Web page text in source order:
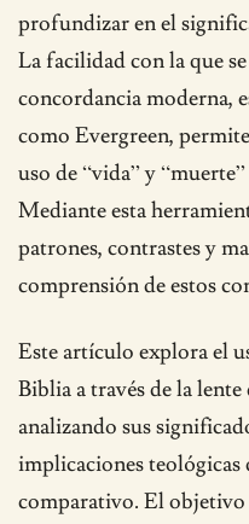
profundizar en el
La facilidad con la que
concordancia moderna,
como Evergreen,
uso de “vida” y
Mediante esta
patrones, contrastes y
comprensión de estos
Este artículo explora el
Biblia a través de la
analizando sus
implicaciones teológicas
comparativo. El objetivo